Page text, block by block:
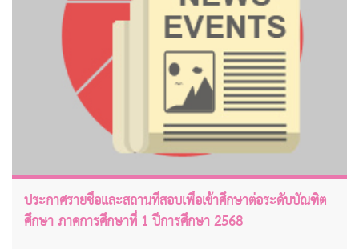
ประกาศรายชื่อและสถานที่สอบเพื่อเข้าศึกษาต่อระดับบัณฑิต
ศึกษา ภาคการศึกษาที่ 1 ปีการศึกษา 2568